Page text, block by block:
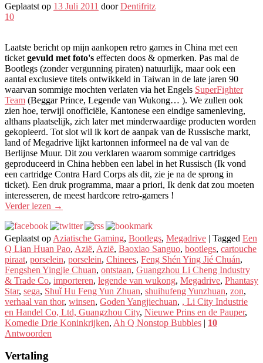
Geplaatst op 13 Juli 2011 doorDentifritz
10
Laatste bericht op mijn aankopen retro games in China met een
ticket gevuld met foto's effecten doos & opmerken. Pas mal de
Bootlegs (zonder vergunning piraten) natuurlijk, maar ook een
aantal exclusieve titels ontwikkeld in Taiwan in de late jaren 90
waarvan sommige mochten verlaten via het Engels SuperFighter
Team (Beggar Prince, Legende van Wukong… ). We zullen ook
zien hoe, terwijl onofficiële, Kantonese een eindige samenleving,
althans plaatselijk, zich later met minderwaardige producten worden
gekopieerd. Tot slot wil ik kort de aanpak van de Russische markt,
land of Megadrive lijkt kartonnen informeel na de val van de
Berlijnse Muur. Dit zou verklaren waarom sommige cartridges
geproduceerd in China hebben een label in het Russisch (Ik vond
een cartridge Contra Hard Corps als dit, zie je na de sprong in
ticket). Een druk programma, maar a priori, Ik denk dat zou moeten
interesseren, de meest hardcore retro-gamers !
Verder lezen →
Geplaatst op Aziatische Gaming, Bootlegs, Megadrive | Tagged Een
Q Lian Huan Pao, Azië, Azië, Baoxiao Sanguo, bootlegs, cartouche
piraat, porselein, porselein, Chinees, Feng Shén Ying Jié Chuán,
Fengshen Yingjie Chuan, ontstaan, Guangzhou Li Cheng Industry
& Trade Co, importeren, legende van wukong, Megadrive, Phantasy
Star, sega, Shuǐ Hu Feng Yun Zhuan, shuihufeng Yunzhuan, zon,
verhaal van thor, winsen, Goden Yangjiechuan, , Li City Industrie
en Handel Co, Ltd, Guangzhou City, Nieuwe Prins en de Pauper,
Komedie Drie Koninkrijken, Ah Q Nonstop Bubbles | 10
Antwoorden
Vertaling